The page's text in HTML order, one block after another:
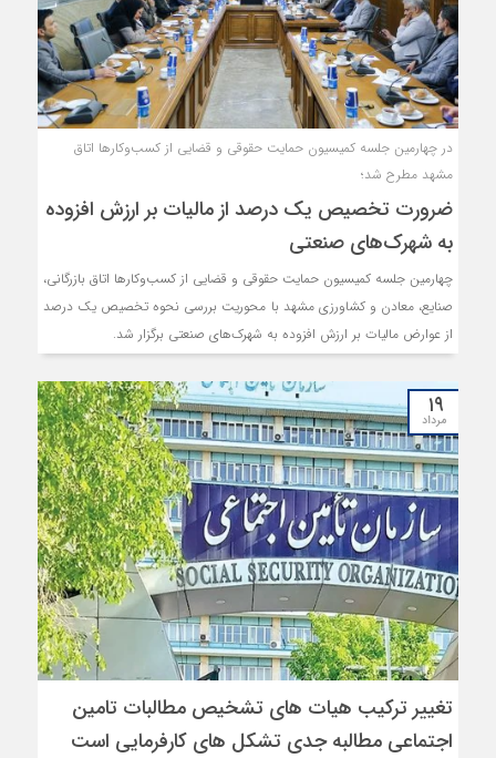
در چهارمین جلسه کمیسیون حمایت حقوقی و قضایی از کسب‌وکارها اتاق
مشهد مطرح شد؛
ضرورت تخصیص یک درصد از مالیات بر ارزش افزوده
به شهرک‌های صنعتی
چهارمین جلسه کمیسیون حمایت حقوقی و قضایی از کسب‌وکارها اتاق بازرگانی،
صنایع، معادن و کشاورزی مشهد با محوریت بررسی نحوه تخصیص یک درصد
از عوارض مالیات بر ارزش افزوده به شهرک‌های صنعتی برگزار شد.
۱۹
مرداد
تغییر ترکیب هیات های تشخیص مطالبات تامین
اجتماعی مطالبه جدی تشکل های کارفرمایی است